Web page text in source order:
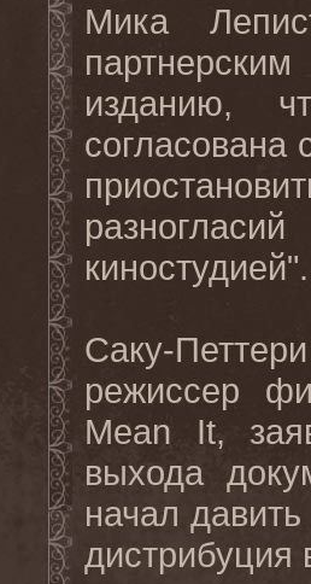
Мика
изданию,
согласована
киностудией".
Саку-
режиссер
Mean
It,
выхода
начал
дистрибуция